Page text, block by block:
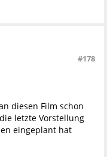
#178
diesen Film schon
letzte Vorstellung
eingeplant hat